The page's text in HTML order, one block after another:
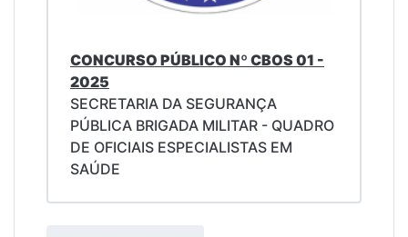
CONCURSO PÚBLICO Nº CBOS 01 -
2025
SECRETARIA DA SEGURANÇA
PÚBLICA BRIGADA MILITAR - QUADRO
DE OFICIAIS ESPECIALISTAS EM
SAÚDE